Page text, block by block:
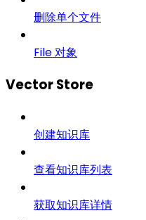
删除单个文件
File 对象
Vector Store
创建知识库
查看知识库列表
获取知识库详情